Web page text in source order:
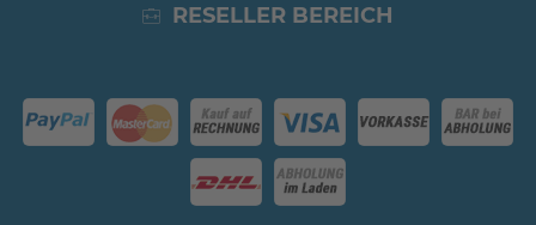
RESELLER BEREICH